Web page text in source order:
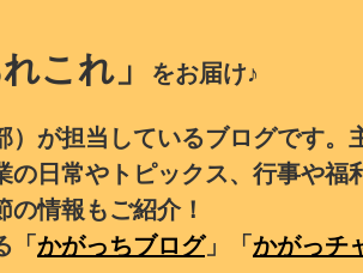
これ」 をお届け♪
）が担当しているブログです。
の日常やトピックス、行事や
情報もご紹介！
「 かがっちブログ」「 かがっチ